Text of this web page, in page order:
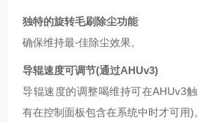
独特的旋转毛刷除尘功能
确保维持最-佳除尘效果。
导辊速度可调节(通过AHUv3)
导辊速度的调整喝维持可在AHUv3
有在控制面板包含在系统中时才可用)。